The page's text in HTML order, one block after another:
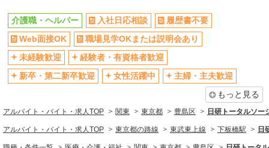
通費全支給(ガソリン代含む)＞
豊島区 最寄り：大塚駅
キープ
大塚駅＊幅広い世代が活動中！サ高住のサポー
トSTAFF
時間や曜日が選べる・シフト自由
深夜
禁煙・分煙
残業ほぼなし
転勤なし
登録制
交通費支給
社会保険あり
資格取得支援制度あり
同じ職種から求人を探す
介護職・ヘルパー 入社日応相談
履歴書不要
Web面接OK
職場見学OKまたは説明会あり
未経験歓迎
経験者・有資格者歓迎
新卒・第二新卒歓迎
女性活躍中
主婦・主夫歓迎
もっと見る
アルバイト・バイト・求人TOP 関東 東京都 豊島区 日研トータルソ
アルバイト・バイト・求人TOP 東京都の路線 東武東上線 下板橋駅 日